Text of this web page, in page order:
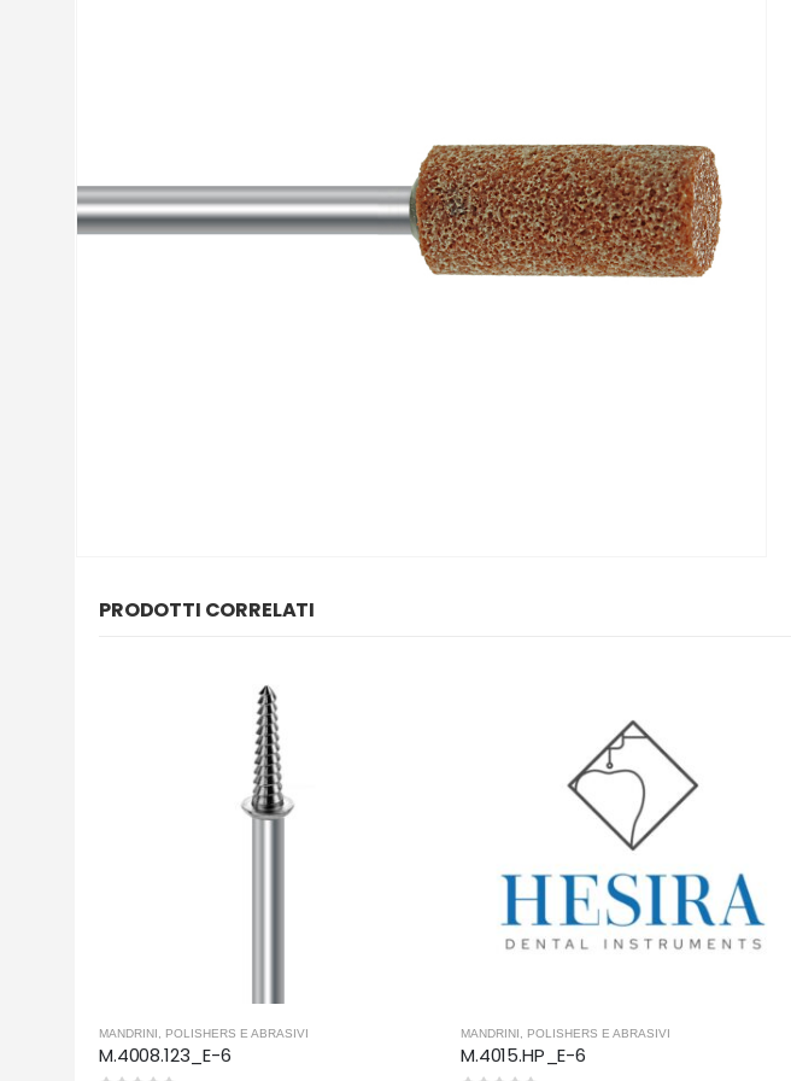
PRODOTTI CORRELATI
MANDRINI POLISHERS E ABRASIVI
M.4008.123_E-6
MANDRINI POLISHERS E ABRASIVI
M.4015.HP_E-6